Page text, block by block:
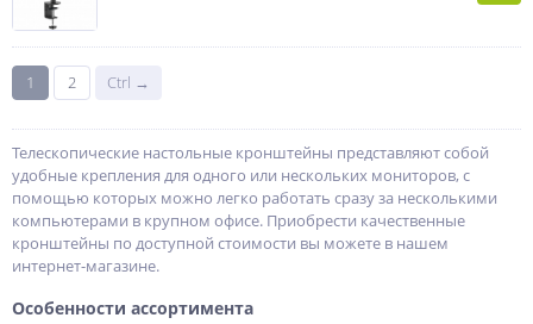
1 2 Ctrl →
Телескопические настольные кронштейны представляют собой
удобные крепления для одного или нескольких мониторов, с
помощью которых можно легко работать сразу за несколькими
компьютерами в крупном офисе. Приобрести качественные
кронштейны по доступной стоимости вы можете в нашем
интернет-магазине.
Особенности ассортимента